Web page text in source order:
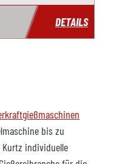
DETAILS
bis zu
individuelle